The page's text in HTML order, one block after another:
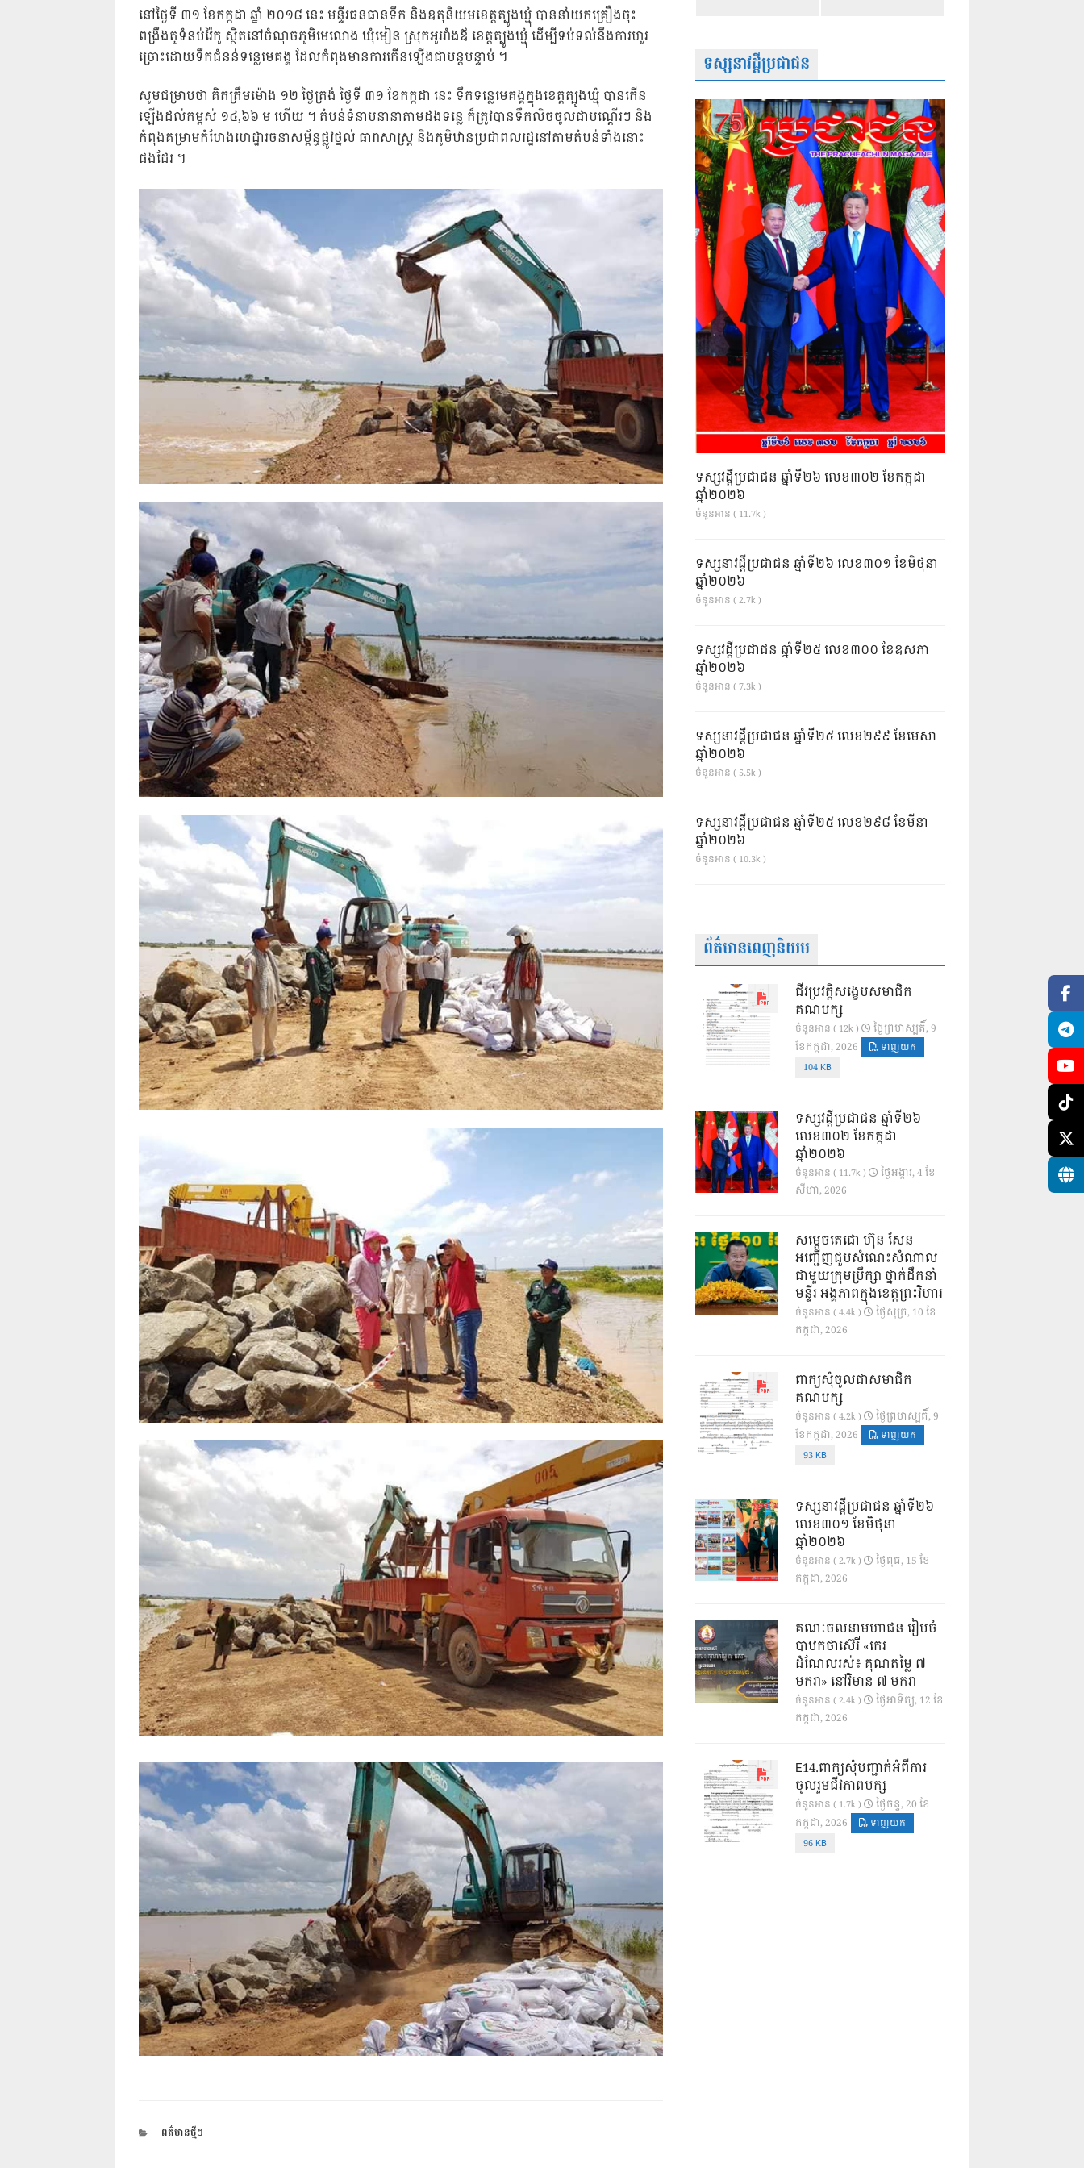
នៅថ្ងៃទី ៣១ ខែកក្កដា ឆ្នាំ ២០១៨ នេះ​ មន្ទីរធនធានទឹក និងឧតុនិយមខេត្តត្បូងឃ្មុំ បាននាំយកគ្រឿងចុះ
ពង្រឹងតួទំនប់វ៉ៃកូ ស្ថិតនៅចំណុចភូមិមេលោង ឃុំមៀន ស្រុកអូររាំងឪ ខេត្តត្បូងឃ្មុំ ដើម្បីទប់ទល់នឹងការហូរ
ច្រោះដោយទឹកជំនន់ទន្លេមេគង្គ ដែលកំពុងមានការកើនឡើងជាបន្តបន្ទាប់ ។
សូមជម្រាបថា គិតត្រឹមម៉ោង ១២ ថ្ងៃត្រង់ ថ្ងៃទី ៣១ ខែកក្កដា នេះ ទឹកទន្លេមេគង្គក្នុងខេត្តត្បូងឃ្មុំ បានកើន
ឡើងដល់កម្ពស់ ១៤,៦៦ ម ហើយ ។ តំបន់ទំនាបនានាតាមដងទន្លេ ក៏ត្រូវបានទឹកលិចចូលជាបណ្តើរៗ និង
កំពុងគម្រាមកំហែងហេដ្ឋារចនាសម្ព័ន្ធផ្លូវថ្នល់ ធារាសាស្ត្រ និងភូមិឋានប្រជាពលរដ្ឋនៅតាមតំបន់ទាំងនោះ
ផងដែរ ។
CATEGORIES
ពត៌មានថ្មីៗ
ទស្សនាវដ្តីប្រជាជន
ទស្សវដ្តីប្រជាជន ឆ្នាំទី២៦ លេខ៣០២ ខែកក្កដា
ឆ្នាំ២០២៦
ចំនួនអាន ( 11.7k )
ទស្សនាវដ្ដីប្រជាជន ឆ្នាំទី២៦ លេខ៣០១ ខែមិថុនា
ឆ្នាំ២០២៦
ចំនួនអាន ( 2.7k )
ទស្សវដ្តីប្រជាជន ឆ្នាំទី២៥ លេខ៣០០ ខែឧសភា
ឆ្នាំ២០២៦
ចំនួនអាន ( 7.3k )
ទស្សនាវដ្ដីប្រជាជន ឆ្នាំទី២៥ លេខ២៩៩ ខែមេសា
ឆ្នាំ២០២៦
ចំនួនអាន ( 5.5k )
ទស្សនាវដ្ដីប្រជាជន ឆ្នាំទី២៥ លេខ២៩៨ ខែមីនា
ឆ្នាំ២០២៦
ចំនួនអាន ( 10.3k )
ព័ត៌មានពេញនិយម
ជីវប្រវត្តិសង្ខេបសមាជិក
គណបក្ស
ចំនួនអាន ( 12k )
ថ្ងៃ​ព្រហស្បតិ៍, 9
ខែ​កក្កដា, 2026
ទាញយក
104 KB
ទស្សវដ្តីប្រជាជន ឆ្នាំទី២៦
លេខ៣០២ ខែកក្កដា
ឆ្នាំ២០២៦
ចំនួនអាន ( 11.7k )
ថ្ងៃ​អង្គារ, 4 ខែ​
សីហា, 2026
សម្តេចតេជោ ហ៊ុន សែន
អញ្ជើញជួបសំណេះសំណាល
ជាមួយក្រុមប្រឹក្សា ថ្នាក់ដឹកនាំ
មន្ទីរ អង្គភាពក្នុងខេត្តព្រះវិហារ
ចំនួនអាន ( 4.4k )
ថ្ងៃ​សុក្រ, 10 ខែ​
កក្កដា, 2026
ពាក្យសុំចូលជាសមាជិក
គណបក្ស
ចំនួនអាន ( 4.2k )
ថ្ងៃ​ព្រហស្បតិ៍, 9
ខែ​កក្កដា, 2026
ទាញយក
93 KB
ទស្សនាវដ្ដីប្រជាជន ឆ្នាំទី២៦
លេខ៣០១ ខែមិថុនា
ឆ្នាំ២០២៦
ចំនួនអាន ( 2.7k )
ថ្ងៃ​ពុធ, 15 ខែ​
កក្កដា, 2026
គណៈចលនាមហាជន រៀបចំ
បាឋកថាស៊េរី «កេរ
ដំណែលរស់៖ គុណតម្លៃ ៧
មករា» នៅវិមាន ៧ មករា
ចំនួនអាន ( 2.4k )
ថ្ងៃ​អាទិត្យ, 12 ខែ​
កក្កដា, 2026
E14.ពាក្យសុំបញ្ជាក់អំពីការ
ចូលរួមជីវភាពបក្ស
ចំនួនអាន ( 1.7k )
ថ្ងៃ​ចន្ទ, 20 ខែ​
កក្កដា, 2026
ទាញយក
96 KB